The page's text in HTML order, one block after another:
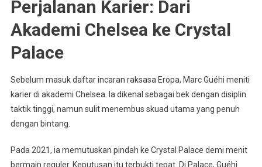
Perjalanan Karier: Dari
Akademi Chelsea ke Crystal
Palace
Sebelum masuk daftar incaran raksasa Eropa, Marc Guéhi meniti
karier di akademi Chelsea. Ia dikenal sebagai bek dengan disiplin
taktik tinggi, namun sulit menembus skuad utama yang penuh
dengan bintang.
Pada 2021, ia memutuskan pindah ke Crystal Palace demi menit
bermain reguler. Keputusan itu terbukti tepat. Di Palace, Guéhi